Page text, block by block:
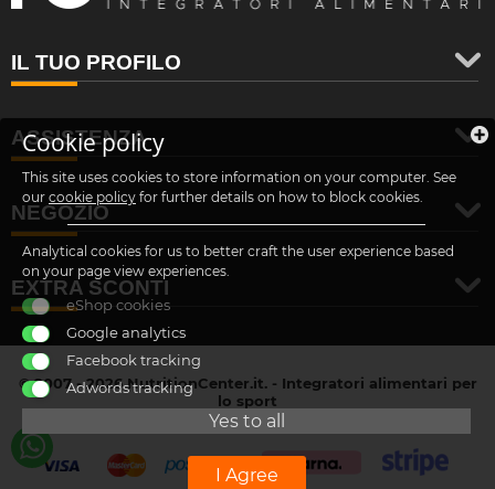
IL TUO PROFILO
ASSISTENZA
NEGOZIO
EXTRA SCONTI
© 2007 - 2026 NutritionCenter.it. - Integratori alimentari per
lo sport
customer@nutritioncenter.it
Cookie policy
This site uses cookies to store information on your computer. See
our cookie policy for further details on how to block cookies.
Analytical cookies for us to better craft the user experience based
on your page view experiences.
eShop cookies
Google analytics
Facebook tracking
Adwords tracking
Yes to all
I Agree